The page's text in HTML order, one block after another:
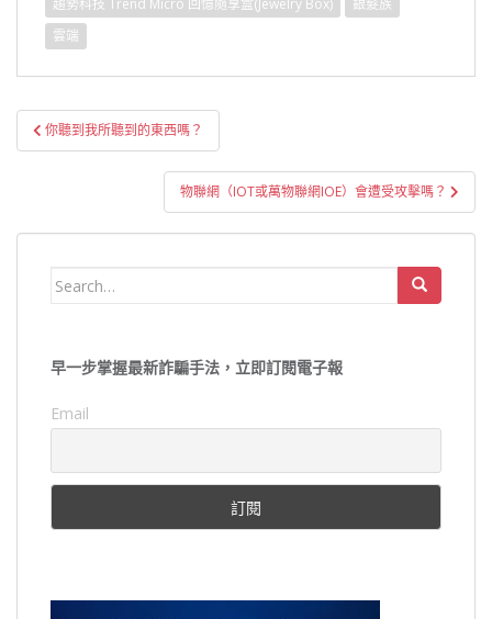
趨勢科技 Trend Micro 回憶隨享盒(Jewelry Box)
銀髮族
雲端
文
章
你聽到我所聽到的東西嗎？
物聯網（IOT或萬物聯網IOE）會遭受攻擊嗎？
Search
早一步掌握最新詐騙手法，立即訂閱電子報
Email